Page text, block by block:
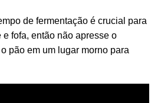
de fermentação é crucial para
fofa, então não apresse o
pão em um lugar morno para